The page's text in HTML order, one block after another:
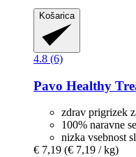
Košarica
4.8 (6)
Pavo Healthy
zdrav prigrizek
100% naravne
nizka vsebnost
€ 7,19 (€ 7,19 / kg)